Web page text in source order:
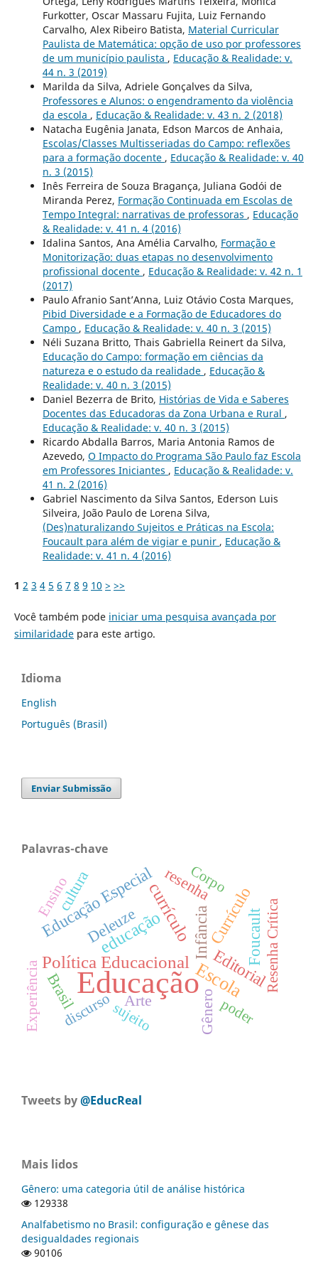
Furkotter, Oscar Massaru Fujita, Luiz Fernando
Carvalho, Alex Ribeiro Batista, Material Curricular
Paulista de Matemática: opção de uso por professores
de um município paulista , Educação & Realidade: v.
44 n. 3 (2019)
Marilda da Silva, Adriele Gonçalves da Silva,
Professores e Alunos: o engendramento da violência
da escola , Educação & Realidade: v. 43 n. 2 (2018)
Natacha Eugênia Janata, Edson Marcos de Anhaia,
Escolas/Classes Multisseriadas do Campo: reflexões
para a formação docente , Educação & Realidade: v. 40
n. 3 (2015)
Inês Ferreira de Souza Bragança, Juliana Godói de
Miranda Perez, Formação Continuada em Escolas de
Tempo Integral: narrativas de professoras , Educação
& Realidade: v. 41 n. 4 (2016)
Idalina Santos, Ana Amélia Carvalho, Formação e
Monitorização: duas etapas no desenvolvimento
profissional docente , Educação & Realidade: v. 42 n. 1
(2017)
Paulo Afranio Sant’Anna, Luiz Otávio Costa Marques,
Pibid Diversidade e a Formação de Educadores do
Campo , Educação & Realidade: v. 40 n. 3 (2015)
Néli Suzana Britto, Thais Gabriella Reinert da Silva,
Educação do Campo: formação em ciências da
natureza e o estudo da realidade , Educação &
Realidade: v. 40 n. 3 (2015)
Daniel Bezerra de Brito, Histórias de Vida e Saberes
Docentes das Educadoras da Zona Urbana e Rural ,
Educação & Realidade: v. 40 n. 3 (2015)
Ricardo Abdalla Barros, Maria Antonia Ramos de
Azevedo, O Impacto do Programa São Paulo faz Escola
em Professores Iniciantes , Educação & Realidade: v.
41 n. 2 (2016)
Gabriel Nascimento da Silva Santos, Ederson Luis
Silveira, João Paulo de Lorena Silva,
(Des)naturalizando Sujeitos e Práticas na Escola:
Foucault para além de vigiar e punir , Educação &
Realidade: v. 41 n. 4 (2016)
1 2 3 4 5 6 7 8 9 10 > >>
Você também pode iniciar uma pesquisa avançada por
similaridadepara este artigo.
Idioma
English
Português (Brasil)
Enviar Submissão
Palavras-chave
EducaçãoEscola
educação
Política Educacional
currículo
Educação Especial Infância
Editorial
CurrículoFoucault
Deleuze
cultura
Gênero
resenha
Arte
Brasildiscursosujeito
Ensino
Resenha Crítica
Corpo
poder
Experiência
Tweets by@EducReal
Mais lidos
Gênero: uma categoria útil de análise histórica
129338
Analfabetismo no Brasil: configuração e gênese das
desigualdades regionais
90106